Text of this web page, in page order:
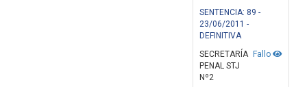
SENTENCIA: 89 -
23/06/2011 -
DEFINITIVA
Fallo
SECRETARÍA
PENAL STJ
Nº2